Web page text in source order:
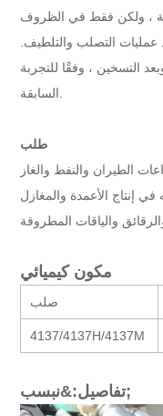
، ولكن فقط في الظروف
عمليات التصلب والتلطيف.
التسخين ، وفقًا للتجربة
طلب
الطيران والنفط والغاز
إنتاج الأعمدة والمغازل
مكون كيميائي
صلب
4137/4137H/4137M
تفاصيل:&نبسب;